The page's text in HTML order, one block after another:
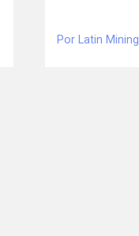
Por Latin Mining